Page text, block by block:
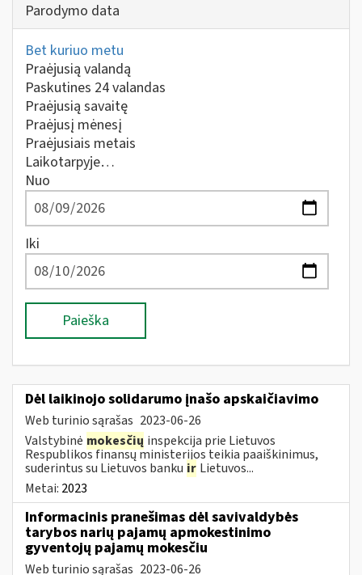
Parodymo data
Bet kuriuo metu
Praėjusią valandą
Paskutines 24 valandas
Praėjusią savaitę
Praėjusį mėnesį
Praėjusiais metais
Laikotarpyje…
Nuo
Iki
Paieška
Dėl laikinojo solidarumo įnašo apskaičiavimo
Web turinio sąrašas 2023-06-26
Valstybinė mokesčių inspekcija prie Lietuvos
Respublikos finansų ministerijos teikia paaiškinimus,
suderintus su Lietuvos banku ir Lietuvos...
Metai: 2023
Informacinis pranešimas dėl savivaldybės
tarybos narių pajamų apmokestinimo
gyventojų pajamų mokesčiu
Web turinio sąrašas 2023-06-26